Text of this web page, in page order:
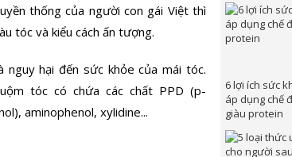
thống của người con gái Việt thì
tóc và kiểu cách ấn tượng.
hại đến sức khỏe của mái tóc.
tóc có chứa các chất PPD (p-
aminophenol, xylidine...
6 lợi ích sức
áp dụng chế
giàu protein